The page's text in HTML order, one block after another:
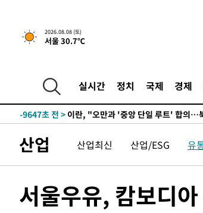
2026.08.08 (토)
서울 30.7℃
실시간 정치 국제 경제
후임
-18112초 전 >이강인, 폭염 속 AT마드리드 첫 훈련
-10562초 전 >
[속보]이 대통령 "부동산 공급 기존
이란, "오만과 '중앙 단일 루트' 합의…
드는 임시"
-1215초 전 > "낮 기온 소폭 하락"…수도권 폭염중대
포
-1142초 전 >
[단독]중수청 지원 검사들, 정원 초과
갈 수도
14분 전 >낮 최고 37도 찜통더위…곳곳 소나기·강원
43분 전 > SK하이닉스, 용인·청주 팹에 54조 투자
1시간 전 >여자배구 이재영·이다영 자매, 아제르바
산업 산업최신 산업/ESG 유
서울우유, 캄보디